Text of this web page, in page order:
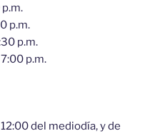
p.m.
p.m.
p.m.
del mediodía, y de